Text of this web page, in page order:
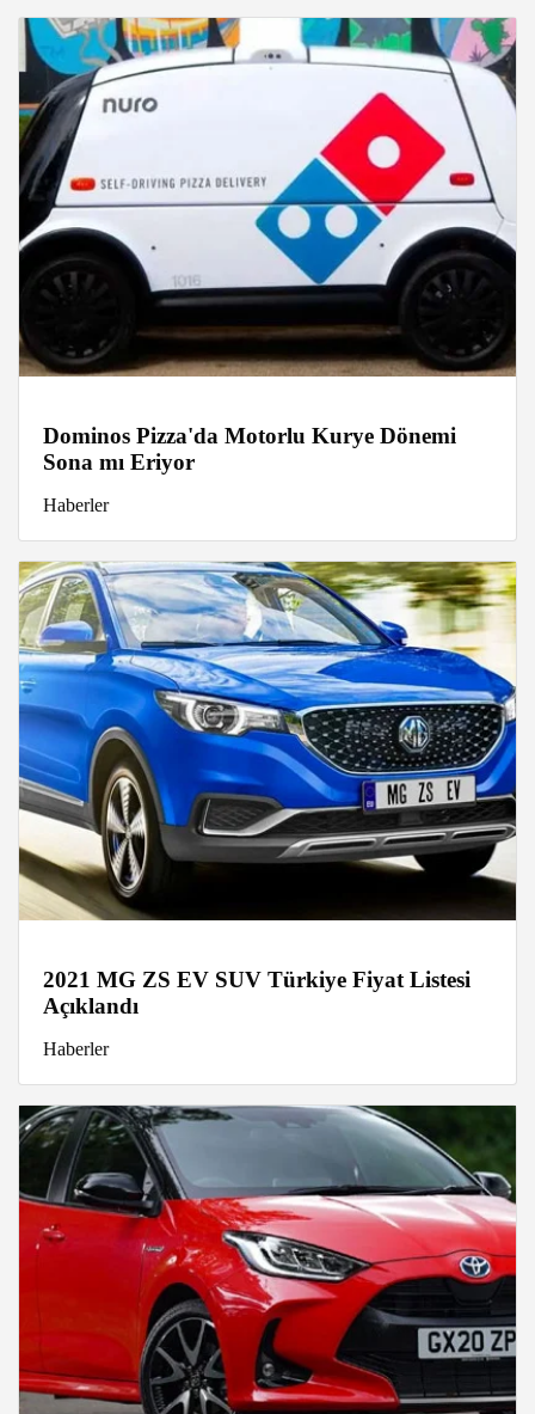
Dominos Pizza'da Motorlu Kurye Dönemi
Sona mı Eriyor
Haberler
2021 MG ZS EV SUV Türkiye Fiyat Listesi
Açıklandı
Haberler